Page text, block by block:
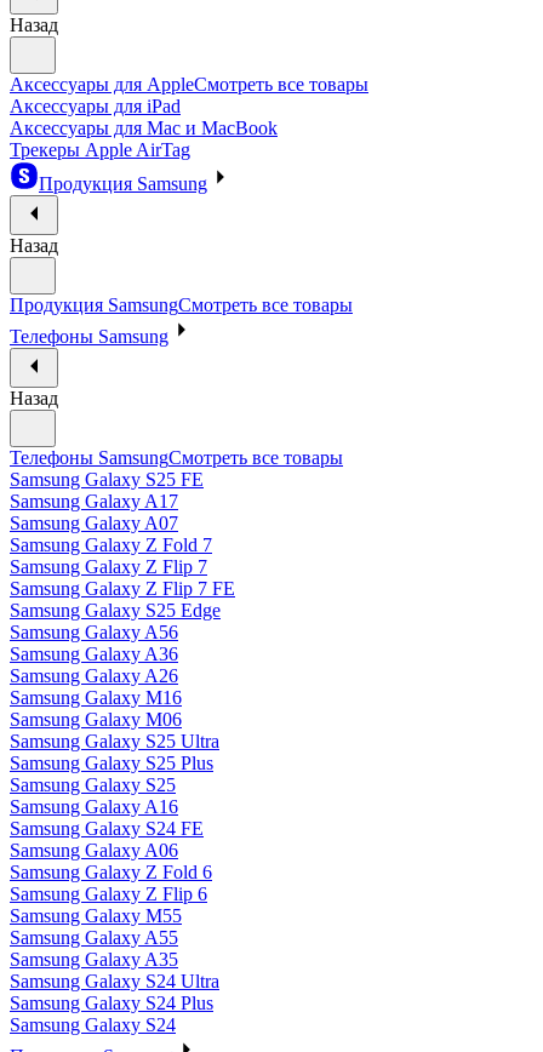
Назад
Аксессуары для AppleСмотреть все товары
Аксессуары для iPad
Аксессуары для Mac и MacBook
Трекеры Apple AirTag
Продукция Samsung
Назад
Продукция SamsungСмотреть все товары
Телефоны Samsung
Назад
Телефоны SamsungСмотреть все товары
Samsung Galaxy S25 FE
Samsung Galaxy A17
Samsung Galaxy A07
Samsung Galaxy Z Fold 7
Samsung Galaxy Z Flip 7
Samsung Galaxy Z Flip 7 FE
Samsung Galaxy S25 Edge
Samsung Galaxy A56
Samsung Galaxy A36
Samsung Galaxy A26
Samsung Galaxy M16
Samsung Galaxy M06
Samsung Galaxy S25 Ultra
Samsung Galaxy S25 Plus
Samsung Galaxy S25
Samsung Galaxy A16
Samsung Galaxy S24 FE
Samsung Galaxy A06
Samsung Galaxy Z Fold 6
Samsung Galaxy Z Flip 6
Samsung Galaxy M55
Samsung Galaxy A55
Samsung Galaxy A35
Samsung Galaxy S24 Ultra
Samsung Galaxy S24 Plus
Samsung Galaxy S24